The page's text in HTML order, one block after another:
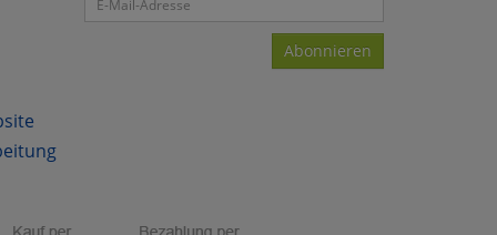
Abonnieren